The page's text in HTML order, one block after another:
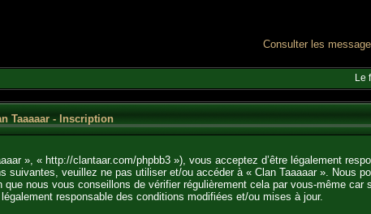
Consulter les
Le
Taaaaar - Inscription
», « http://clantaar.com/phpbb3 »), vous acceptez d’être légalement
veuillez ne pas utiliser et/ou accéder à « Clan Taaaaar ». Nous
nous vous conseillons de vérifier régulièrement cela par vous-même car
responsable des conditions modifiées et/ou mises à jour.